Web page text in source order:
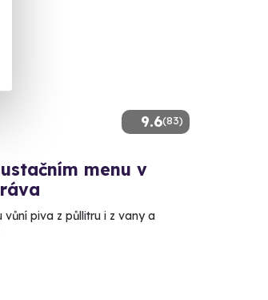
9.6(83)
menu v
piva z půllitru i z vany a